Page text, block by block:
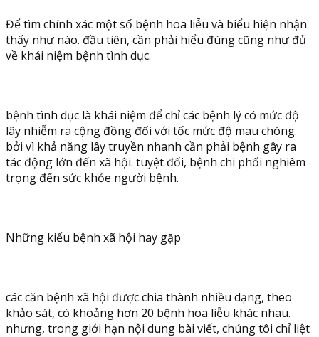
Để tìm chính xác một số bệnh hoa liễu và biểu hiện nhận
thấy như nào. đầu tiên, cần phải hiểu đúng cũng như đủ
về khái niệm bệnh tình dục.
bệnh tình dục là khái niệm để chỉ các bệnh lý có mức độ
lây nhiễm ra cộng đồng đối với tốc mức độ mau chóng.
bởi vì khả năng lây truyền nhanh cần phải bệnh gây ra
tác động lớn đến xã hội. tuyệt đối, bệnh chi phối nghiêm
trọng đến sức khỏe người bệnh.
Những kiểu bệnh xã hội hay gặp
các căn bệnh xã hội được chia thành nhiều dạng, theo
khảo sát, có khoảng hơn 20 bệnh hoa liễu khác nhau.
nhưng, trong giới hạn nội dung bài viết, chúng tôi chỉ liệt